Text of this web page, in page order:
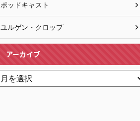
ポッドキャスト
ユルゲン・クロップ
アーカイブ